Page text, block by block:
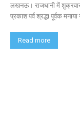
लखनऊ। राजधानी में शुक्रवार
प्रकाश पर्व श्रद्धा पूर्वक
Read more